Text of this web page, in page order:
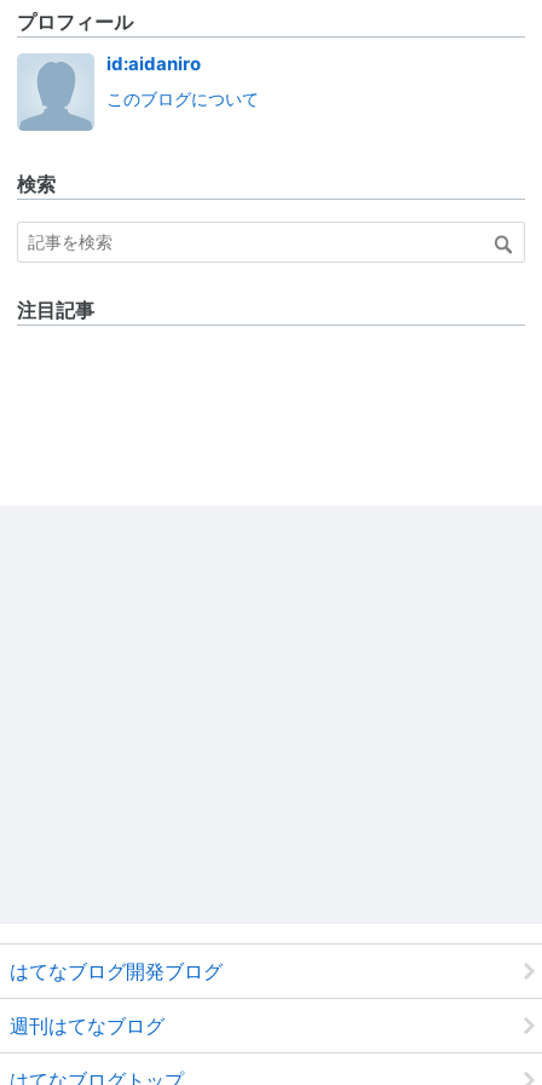
プロフィール
id:aidaniro
このブログについて
検索
注目記事
はてなブログ開発ブログ
週刊はてなブログ
はてなブログトップ